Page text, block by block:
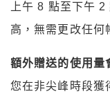
上午 8 點至下午
高，無需更改任何
額外贈送的使用量
您在非尖峰時段獲